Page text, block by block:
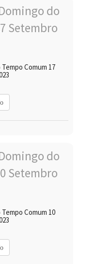
Comum 17
Comum 10